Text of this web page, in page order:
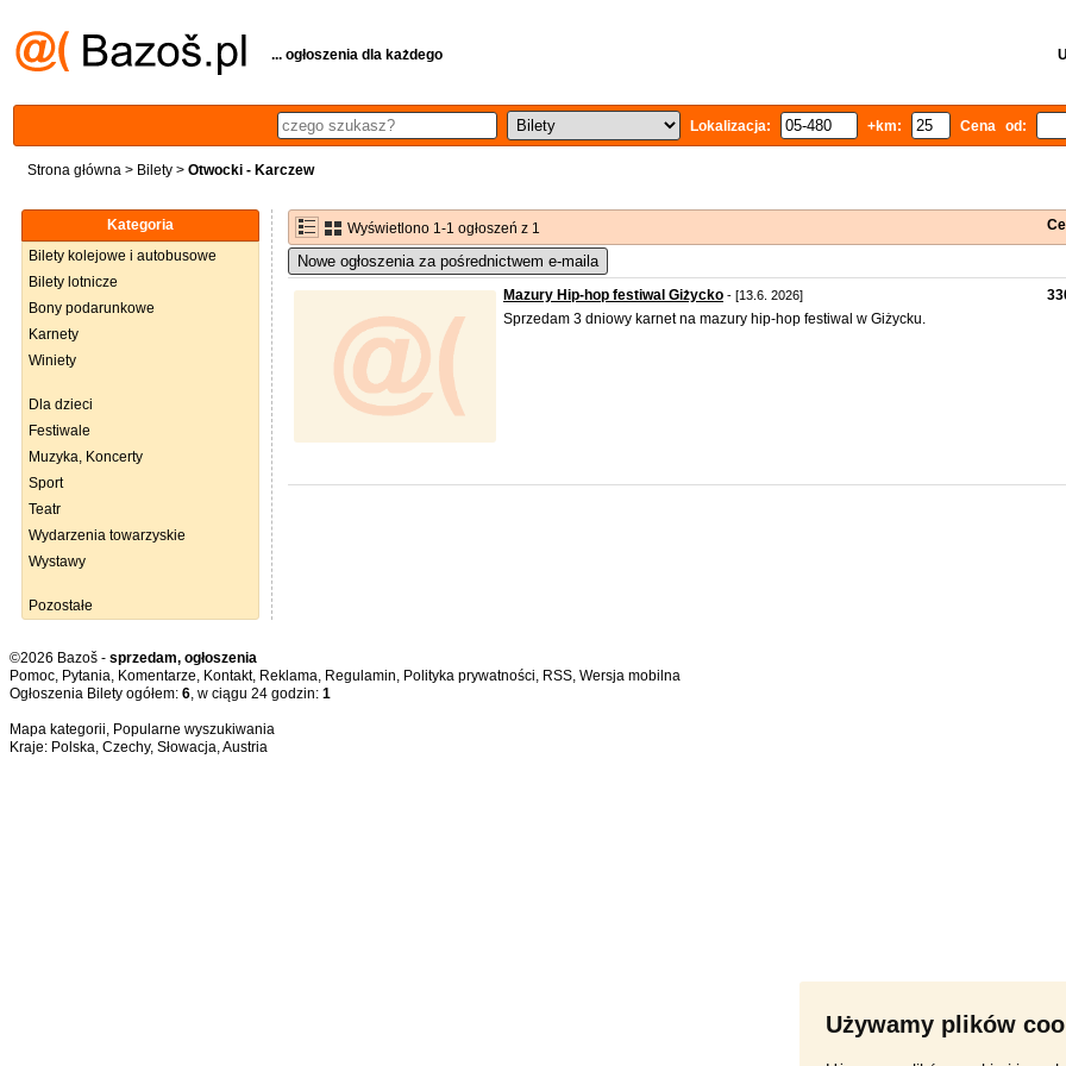
Używamy plików
... ogłoszenia dla każdego
Lokalizacja: +km: Cena od:
Strona główna > Bilety > Otwocki - Karczew
Kategoria
Bilety kolejowe i autobusowe
Bilety lotnicze
Bony podarunkowe
Karnety
Winiety
Dla dzieci
Festiwale
Muzyka, Koncerty
Sport
Teatr
Wydarzenia towarzyskie
Wystawy
Pozostałe
Wyświetlono 1-1 ogłoszeń z 1
Nowe ogłoszenia za pośrednictwem e-maila
Mazury Hip-hop festiwal Giżycko - [13.6. 2026]
Sprzedam 3 dniowy karnet na mazury hip-hop festiwal w Giżycku.
©2026 Bazoš - sprzedam, ogłoszenia
Pomoc, Pytania, Komentarze, Kontakt, Reklama, Regulamin, Polityka prywatności, RSS,
Ogłoszenia Bilety ogółem: 6, w ciągu 24 godzin: 1
Mapa kategorii, Popularne wyszukiwania
Kraje: Polska, Czechy, Słowacja,Austria